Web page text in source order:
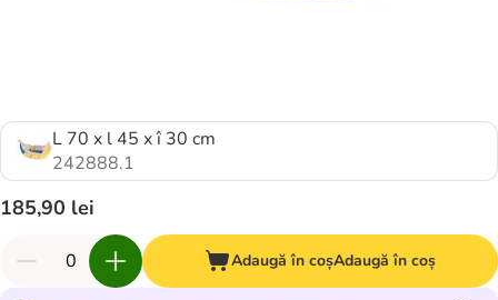
L 70 x l 45 x î 30 cm
242888.1
185,90 lei
Adaugă în coșAdaugă în coș